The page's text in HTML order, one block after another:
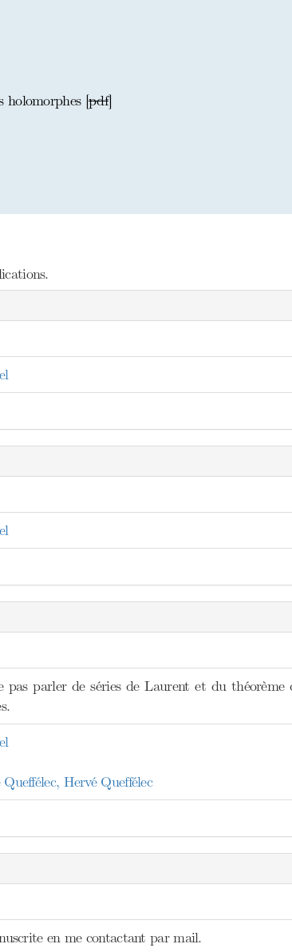
holomorphes [pdf]
parler de séries de Laurent et du
Hervé Queffélec
en me contactant par mail.